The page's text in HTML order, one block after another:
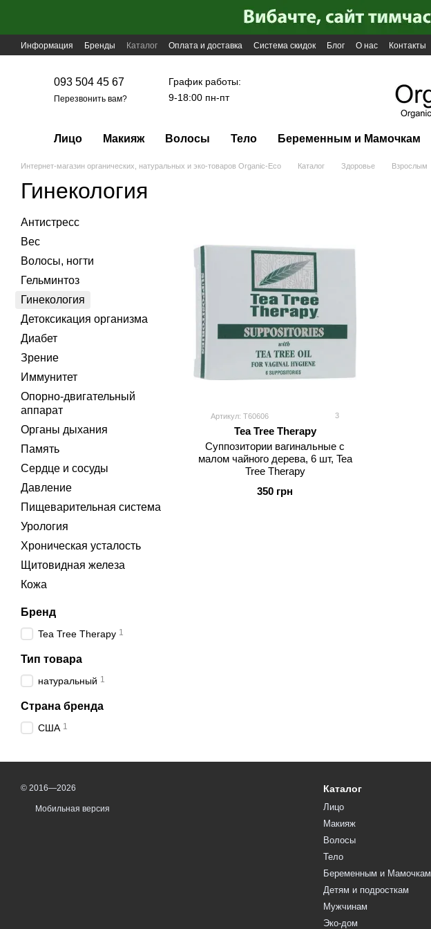
Информация Бренды Каталог Оплата и доставка Система скидок Блог О нас Контакты
093 504 45 67
Перезвонить вам?
График работы:
9-18:00 пн-пт
Лицо Макияж Волосы Тело Беременным и Мамочкам
Интернет-магазин органических, натуральных и эко-товаров Organic-Eco Каталог Здоровье Взрослым
Гинекология
Артикул: T60606 3
Tea Tree Therapy
Суппозитории вагинальные с
малом чайного дерева, 6 шт, Tea
Tree Therapy
350 грн
Антистресс
Вес
Волосы, ногти
Гельминтоз
Гинекология
Детоксикация организма
Диабет
Зрение
Иммунитет
Опорно-двигательный
аппарат
Органы дыхания
Память
Сердце и сосуды
Давление
Пищеварительная система
Урология
Хроническая усталость
Щитовидная железа
Кожа
Бренд
Tea Tree Therapy 1
Тип товара
натуральный 1
Страна бренда
США 1
© 2016—2026
Мобильная версия
Каталог
Лицо
Макияж
Волосы
Тело
Беременным и Мамочкам
Детям и подросткам
Мужчинам
Эко-дом